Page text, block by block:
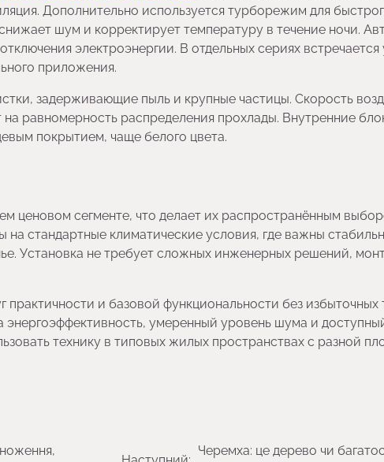
Дополнительно используется турборежим для
шум и корректирует температуру в течение ночи.
электроэнергии. В отдельных сериях
приложения.
задерживающие пыль и крупные частицы. Скорость
на равномерность распределения прохлады. Внутренние
покрытием, чаще белого цвета.
ценовом сегменте, что делает их распространённым
на стандартные климатические условия, где важны
Установка не требует сложных инженерных решений,
и базовой функциональности без избыточных
энергоэффективность, умеренный уровень шума и
технику в типовых жилых пространствах с разной
Черемха: це дерево чи